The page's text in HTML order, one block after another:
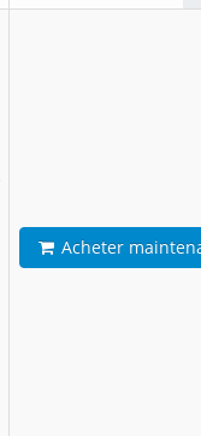
Acheter